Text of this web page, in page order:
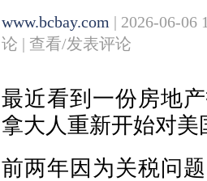
www.bcbay.com | 2026-06-06
论 | 查看/发表评论
最近看到一份房地
拿大人重新开始对
前两年因为关税问